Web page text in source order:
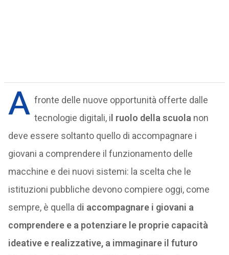
A fronte delle nuove opportunità offerte dalle
tecnologie digitali, i l ruolo della scuola non
deve essere soltanto quello di accompagnare i
giovani a comprendere il funzionamento delle
macchine e dei nuovi sistemi: la scelta che le
istituzioni pubbliche devono compiere oggi, come
sempre, è quella di accompagnare i giovani a
comprendere e a potenziare le proprie capacità
ideative e realizzative, a immaginare il futuro